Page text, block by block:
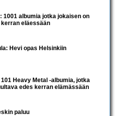
1001 albumia jotka jokaisen on
eläessään
Hevi opas Helsinkiin
Heavy Metal -albumia, jotka
edes kerran elämässään
paluu